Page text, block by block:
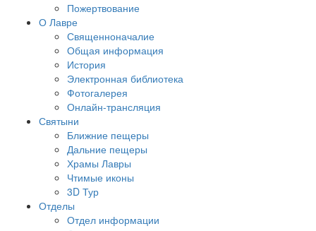
Пожертвование
О Лавре
Священноначалие
Общая информация
История
Электронная библиотека
Фотогалерея
Онлайн-трансляция
Святыни
Ближние пещеры
Дальние пещеры
Храмы Лавры
Чтимые иконы
3D Тур
Отделы
Отдел информации